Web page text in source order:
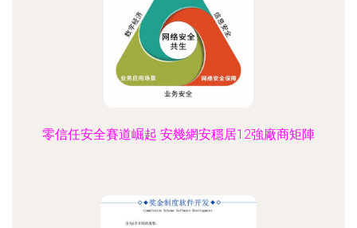
零信任安全賽道崛起 安幾網安穩居12強廠商矩陣